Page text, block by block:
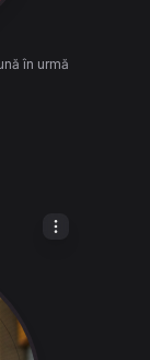
în urmă